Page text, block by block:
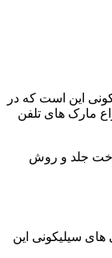
این است که در
مارک های تلفن
جلد و روش
سیلیکونی این